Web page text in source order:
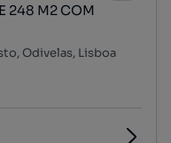
248 M2 COM
Odivelas, Lisboa